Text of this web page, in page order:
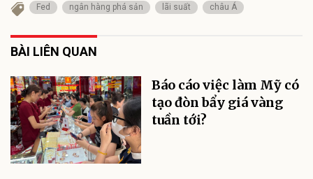
Fed ngân hàng phá sản lãi suất châu Á
BÀI LIÊN QUAN
Báo cáo việc làm Mỹ có
tạo đòn bẩy giá vàng
tuần tới?